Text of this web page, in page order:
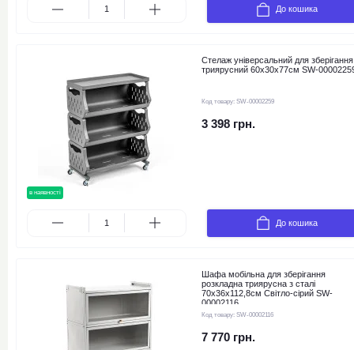
До кошика
в наявності
Стелаж універсальний для зберігання
триярусний 60х30х77см SW-
Код товару: SW-00002259
3 398 грн.
До кошика
Шафа мобільна для зберігання
розкладна триярусна з сталі
70х36х112,8см Світло-сірий SW-
00002116
Код товару: SW-00002116
7 770 грн.